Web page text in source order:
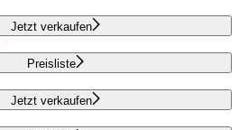
Jetzt verkaufen
Preisliste
Jetzt verkaufen